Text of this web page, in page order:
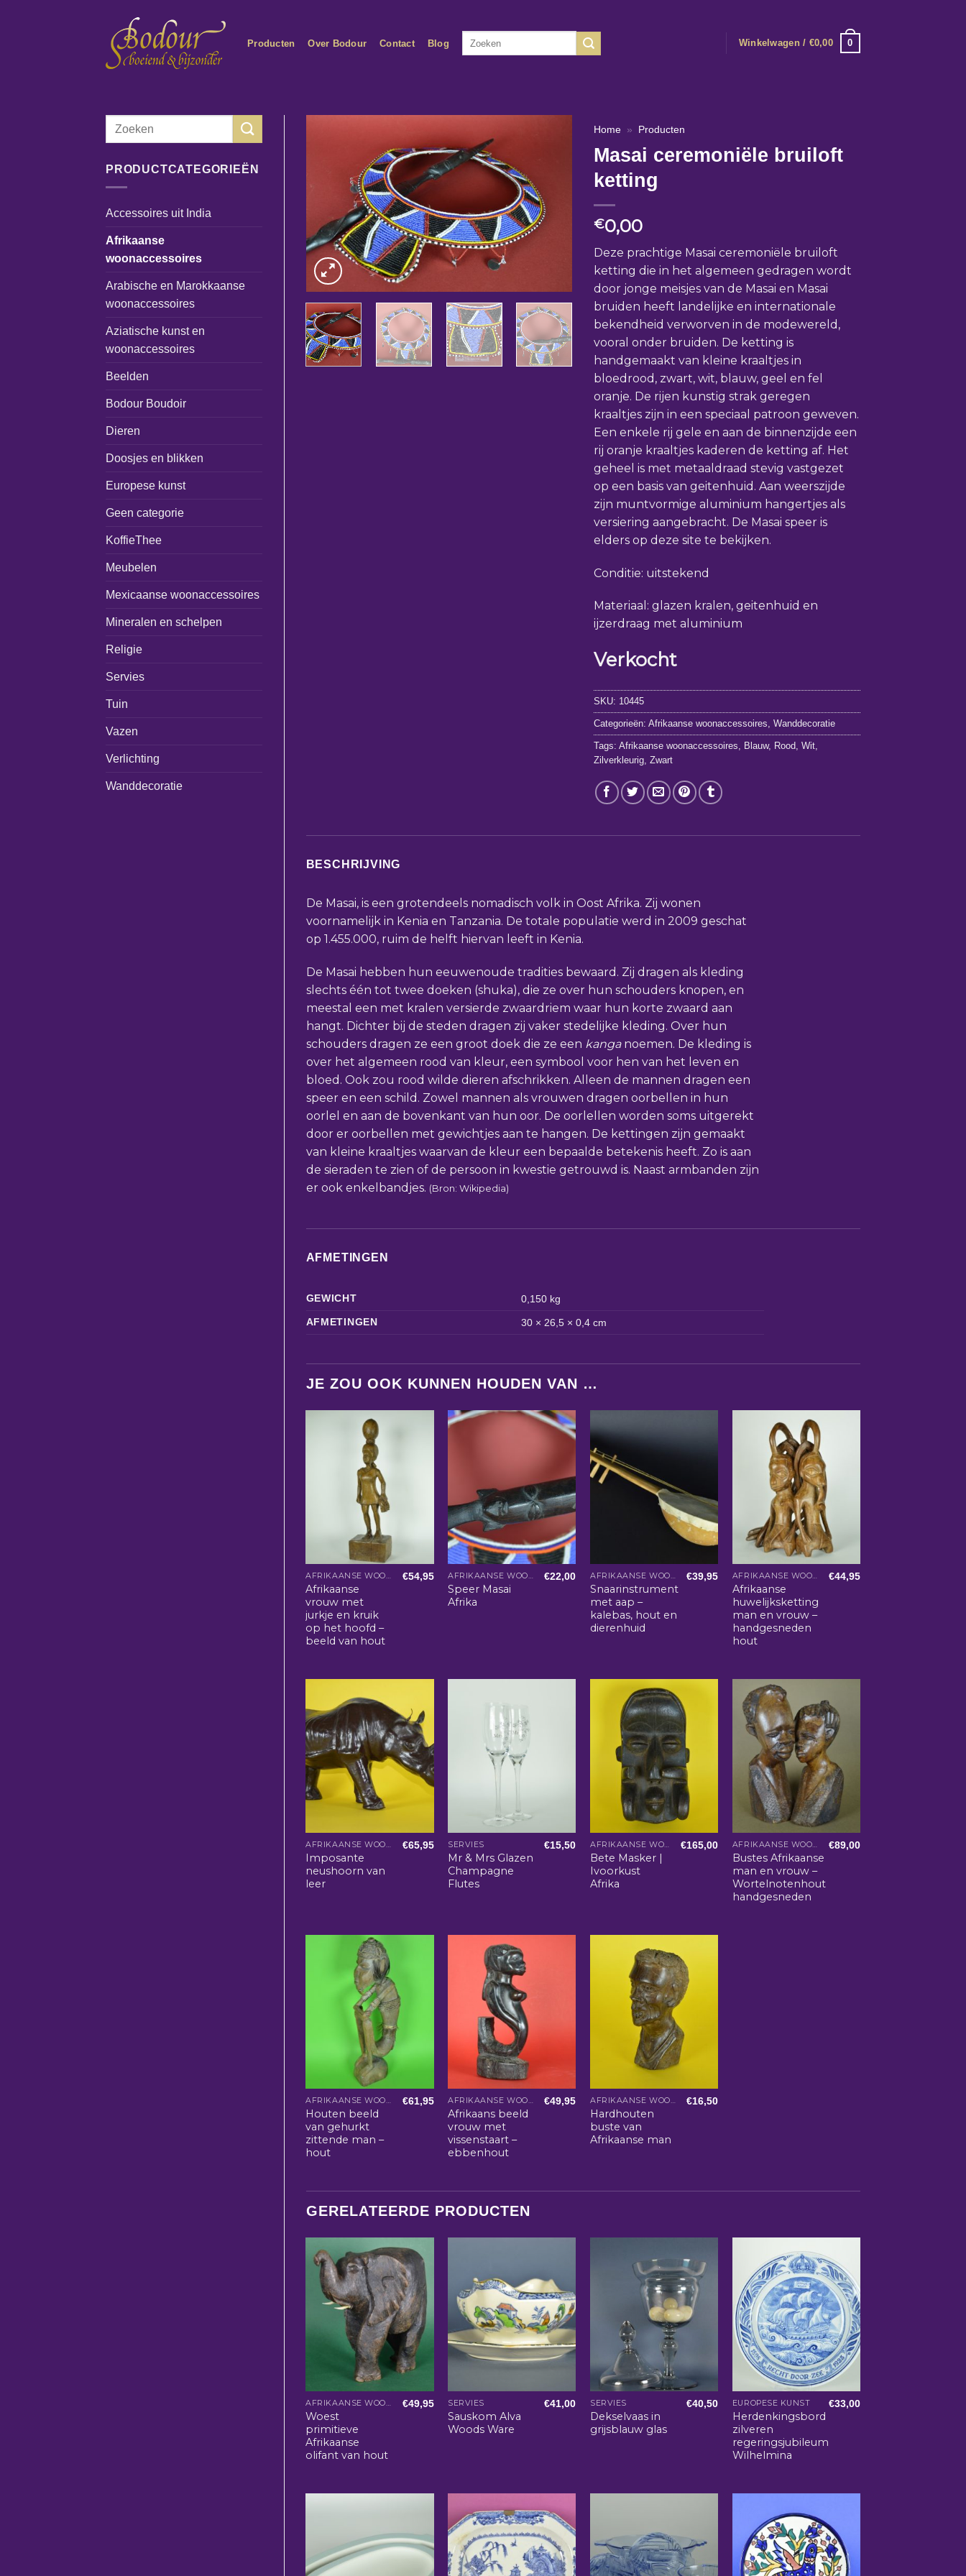
Producten Over Bodour Contact Blog Winkelwagen / €0,00 0
Zoeken
PRODUCTCATEGORIEËN
Accessoires uit India
Afrikaanse
woonaccessoires
Arabische en Marokkaanse
woonaccessoires
Aziatische kunst en
woonaccessoires
Beelden
Bodour Boudoir
Dieren
Doosjes en blikken
Europese kunst
Geen categorie
KoffieThee
Meubelen
Mexicaanse woonaccessoires
Mineralen en schelpen
Religie
Servies
Tuin
Vazen
Verlichting
Wanddecoratie
Home » Producten
Masai ceremoniële bruiloft
ketting
€0,00
Deze prachtige Masai ceremoniële bruiloft
ketting die in het algemeen gedragen wordt
door jonge meisjes van de Masai en Masai
bruiden heeft landelijke en internationale
bekendheid verworven in de modewereld,
vooral onder bruiden. De ketting is
handgemaakt van kleine kraaltjes in
bloedrood, zwart, wit, blauw, geel en fel
oranje. De rijen kunstig strak geregen
kraaltjes zijn in een speciaal patroon geweven.
Een enkele rij gele en aan de binnenzijde een
rij oranje kraaltjes kaderen de ketting af. Het
geheel is met metaaldraad stevig vastgezet
op een basis van geitenhuid. Aan weerszijde
zijn muntvormige aluminium hangertjes als
versiering aangebracht. De Masai speer is
elders op deze site te bekijken.
Conditie: uitstekend
Materiaal: glazen kralen, geitenhuid en
ijzerdraag met aluminium
Verkocht
SKU: 10445
Categorieën:Afrikaanse woonaccessoires ,Wanddecoratie
Tags:Afrikaanse woonaccessoires Blauw, Rood ,Wit
Zilverkleurig ,Zwart
BESCHRIJVING
De Masai, is een grotendeels nomadisch volk in Oost Afrika. Zij wonen
voornamelijk in Kenia en Tanzania. De totale populatie werd in 2009 geschat
op 1.455.000, ruim de helft hiervan leeft in Kenia.
De Masai hebben hun eeuwenoude tradities bewaard. Zij dragen als kleding
slechts één tot twee doeken (shuka), die ze over hun schouders knopen, en
meestal een met kralen versierde zwaardriem waar hun korte zwaard aan
hangt. Dichter bij de steden dragen zij vaker stedelijke kleding. Over hun
schouders dragen ze een groot doek die ze een kanganoemen. De kleding is
over het algemeen rood van kleur, een symbool voor hen van het leven en
bloed. Ook zou rood wilde dieren afschrikken. Alleen de mannen dragen een
speer en een schild. Zowel mannen als vrouwen dragen oorbellen in hun
oorlel en aan de bovenkant van hun oor. De oorlellen worden soms uitgerekt
door er oorbellen met gewichtjes aan te hangen. De kettingen zijn gemaakt
van kleine kraaltjes waarvan de kleur een bepaalde betekenis heeft. Zo is aan
de sieraden te zien of de persoon in kwestie getrouwd is. Naast armbanden zijn
er ook enkelbandjes. (Bron: Wikipedia)
AFMETINGEN
GEWICHT
0,150 kg
AFMETINGEN
30 × 26,5 × 0,4 cm
JE ZOU OOK KUNNEN HOUDEN VAN …
AFRIKAANSE WOONACCESSOIRES
Afrikaanse
vrouw met
jurkje en kruik
op het hoofd –
beeld van hout
€54,95 AFRIKAANSE WOONACCESSOIRES
Speer Masai
Afrika
€22,00 AFRIKAANSE WOONACCESSOIRES
Snaarinstrument
met aap –
kalebas, hout en
dierenhuid
€39,95 AFRIKAANSE WOONACCESSOIRES
Afrikaanse
huwelijksketting
man en vrouw –
handgesneden
hout
€44,95
AFRIKAANSE WOONACCESSOIRES
Imposante
neushoorn van
leer
€65,95 SERVIES
Mr & Mrs Glazen
Champagne
Flutes
€15,50 AFRIKAANSE WOONACCESSOIRES
Bete Masker |
Ivoorkust
Afrika
€165,00 AFRIKAANSE WOONACCESSOIRES
Bustes Afrikaanse
man en vrouw –
Wortelnotenhout
handgesneden
€89,00
AFRIKAANSE WOONACCESSOIRES
Houten beeld
van gehurkt
zittende man –
hout
€61,95 AFRIKAANSE WOONACCESSOIRES
Afrikaans beeld
vrouw met
vissenstaart –
ebbenhout
€49,95 AFRIKAANSE WOONACCESSOIRES
Hardhouten
buste van
Afrikaanse man
€16,50
GERELATEERDE PRODUCTEN
AFRIKAANSE WOONACCESSOIRES
Woest
primitieve
Afrikaanse
olifant van hout
€49,95 SERVIES
Sauskom Alva
Woods Ware
€41,00 SERVIES
Dekselvaas in
grijsblauw glas
€40,50 EUROPESE KUNST
Herdenkingsbord
zilveren
regeringsjubileum
Wilhelmina
€33,00